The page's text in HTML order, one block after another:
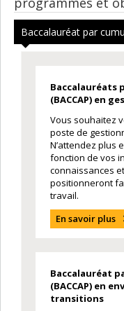
Baccalauréat par
Baccalauréats
(BACCAP) en
Vous souhaitez
poste de
N’attendez plus
fonction de vos
connaissances
positionneront
travail.
En savoir plus
Baccalauréat
(BACCAP) en
transitions